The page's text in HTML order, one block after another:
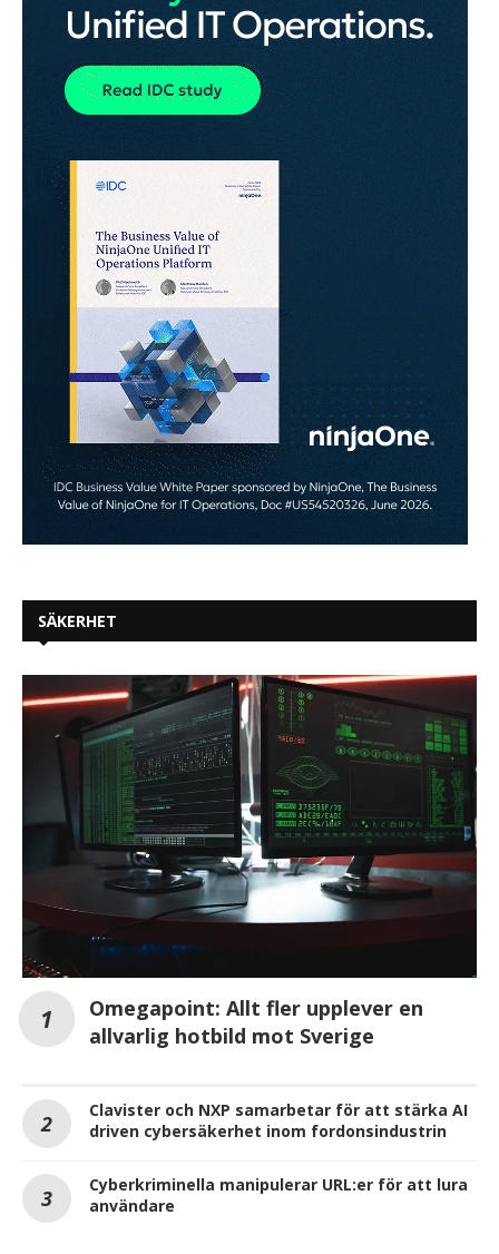
SÄKERHET
Omegapoint: Allt fler upplever en
allvarlig hotbild mot Sverige
Clavister och NXP samarbetar för att stärka AI
driven cybersäkerhet inom fordonsindustrin
Cyberkriminella manipulerar URL:er för att lura
användare